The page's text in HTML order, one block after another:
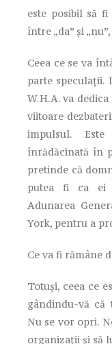
este posibil să
între „da” și
Ceea ce se va
parte speculații.
W.H.A. va
viitoare
impulsul.
înrădăcinată în
pretinde că
putea fi ca ei
Adunarea
York, pentru a
Ce va fi rămâne
Totuși, ceea ce
gândindu-vă
Nu se vor opri.
organizații și să